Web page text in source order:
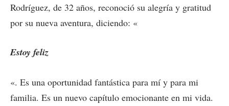
Rodríguez, de 32 años, reconoció su alegría y gratitud
por su nueva aventura, diciendo: «
Estoy feliz
«. Es una oportunidad fantástica para mí y para mi
familia. Es un nuevo capítulo emocionante en mi vida.